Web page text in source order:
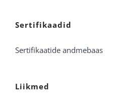
Sertifikaadid
Sertifikaatide andmebaas
Liikmed